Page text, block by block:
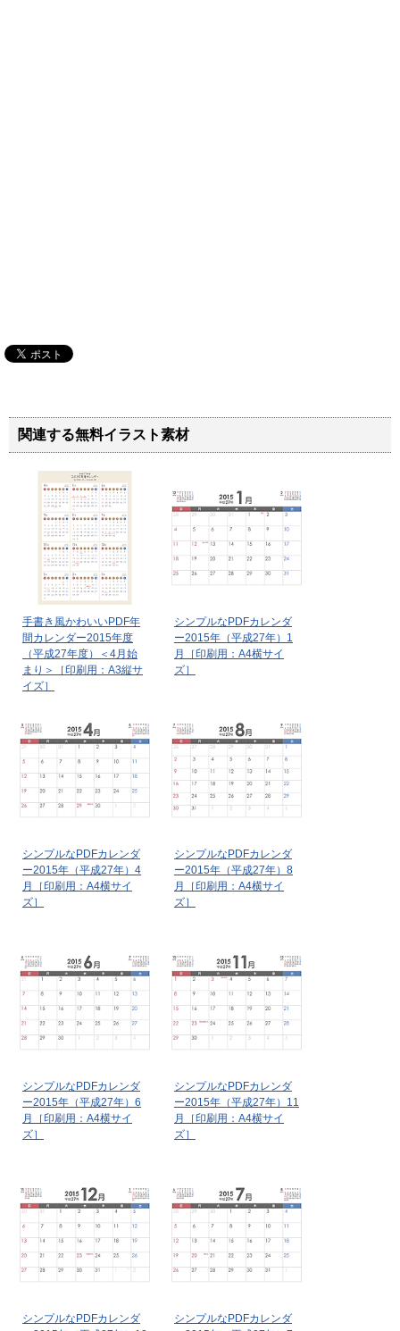
関連する無料イラスト素材
手書き風かわいいPDF年
間カレンダー2015年度
（平成27年度）＜4月始
まり＞［印刷用：A3縦サ
イズ］
シンプルなPDFカレンダ
ー2015年（平成27年）1
月［印刷用：A4横サイ
ズ］
シンプルなPDFカレンダ
ー2015年（平成27年）4
月［印刷用：A4横サイ
ズ］
シンプルなPDFカレンダ
ー2015年（平成27年）8
月［印刷用：A4横サイ
ズ］
シンプルなPDFカレンダ
ー2015年（平成27年）6
月［印刷用：A4横サイ
ズ］
シンプルなPDFカレンダ
ー2015年（平成27年）11
月［印刷用：A4横サイ
ズ］
シンプルなPDFカレンダ
シンプルなPDFカレンダ